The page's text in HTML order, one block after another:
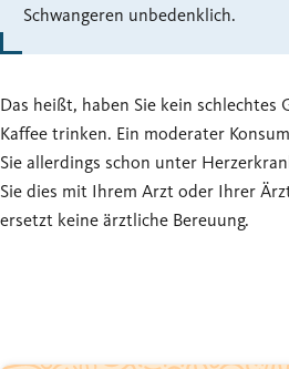
Schwangeren unbedenklich.
Das heißt, haben Sie kein schlechtes
Kaffee trinken. Ein moderater
Sie allerdings schon unter
Sie dies mit Ihrem Arzt oder Ihrer
ersetzt keine ärztliche Bereuung.